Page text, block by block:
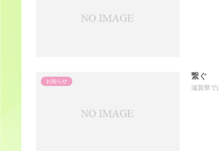
お知らせ
繋ぐ
滋賀県で